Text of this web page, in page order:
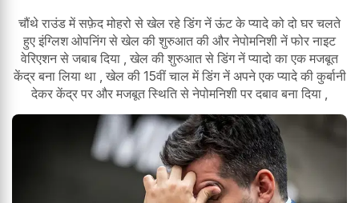
चौंथे राउंड में सफ़ेद मोहरो से खेल रहे डिंग नें ऊंट के प्यादे को दो घर चलते
हुए इंग्लिश ओपनिंग से खेल की शुरुआत की और नेपोमनिशी नें फोर नाइट
वेरिएशन से जबाब दिया , खेल की शुरुआत से डिंग नें प्यादो का एक मजबूत
केंद्र बना लिया था , खेल की 15वीं चाल में डिंग नें अपने एक प्यादे की कुर्बानी
देकर केंद्र पर और मजबूत स्थिति से नेपोमनिशी पर दबाव बना दिया ,